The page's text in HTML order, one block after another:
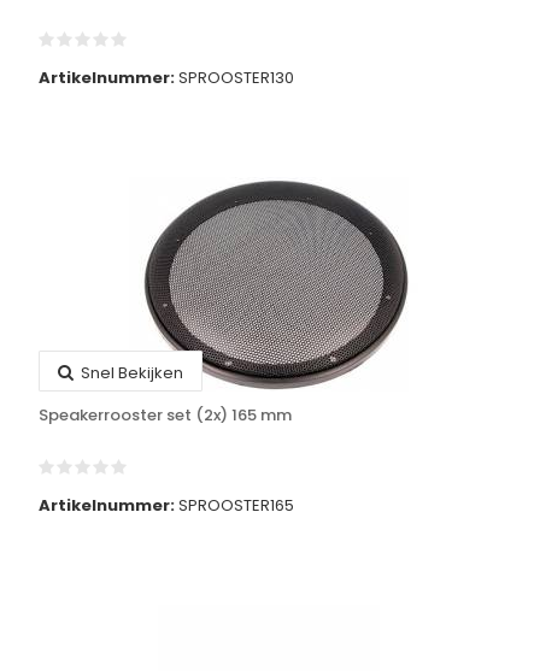
Artikelnummer:SPROOSTER130
Snel Bekijken
Speakerrooster set (2x) 165 mm
Artikelnummer:SPROOSTER165